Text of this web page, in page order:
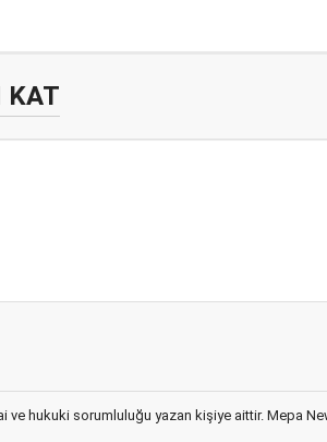
KAT
ve hukuki sorumluluğu yazan kişiye aittir. Mepa